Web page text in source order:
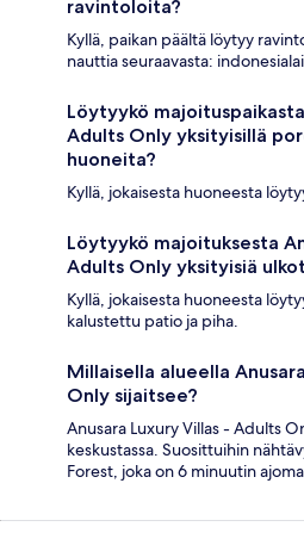
ravintoloita?
Kyllä, paikan päältä löytyy
nauttia seuraavasta:
Löytyykö
Adults Only yksityisillä
huoneita?
Kyllä, jokaisesta huoneesta
Löytyykö majoituksesta
Adults Only yksityisiä
Kyllä, jokaisesta huoneesta
kalustettu patio ja piha.
Millaisella alueella
Only sijaitsee?
Anusara Luxury Villas - Adults
keskustassa. Suosittuihin
Forest, joka on 6 minuutin